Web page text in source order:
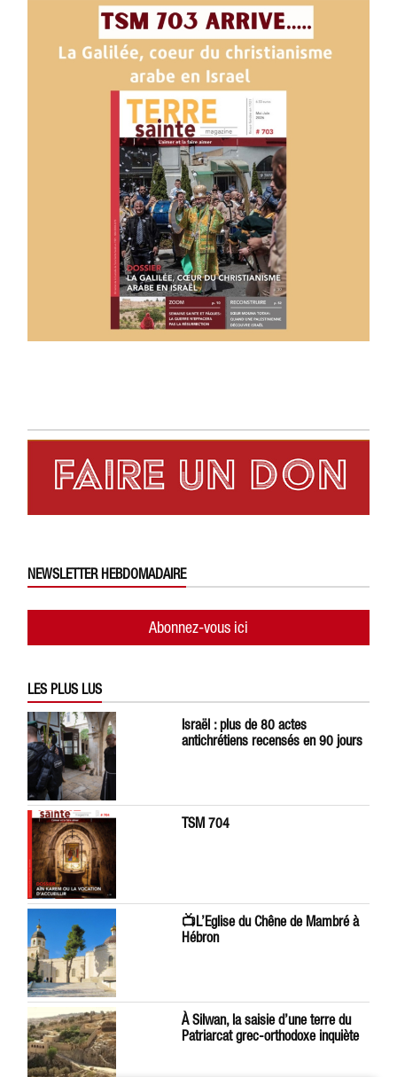
NEWSLETTER HEBDOMADAIRE
Abonnez-vous ici
LES PLUS LUS
Israël : plus de 80 actes
antichrétiens recensés en 90 jours
TSM 704
📺L’Eglise du Chêne de Mambré à
Hébron
À Silwan, la saisie d’une terre du
Patriarcat grec-orthodoxe inquiète